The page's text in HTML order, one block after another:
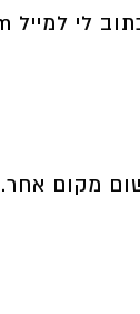
לי למייל
מקום אחר.